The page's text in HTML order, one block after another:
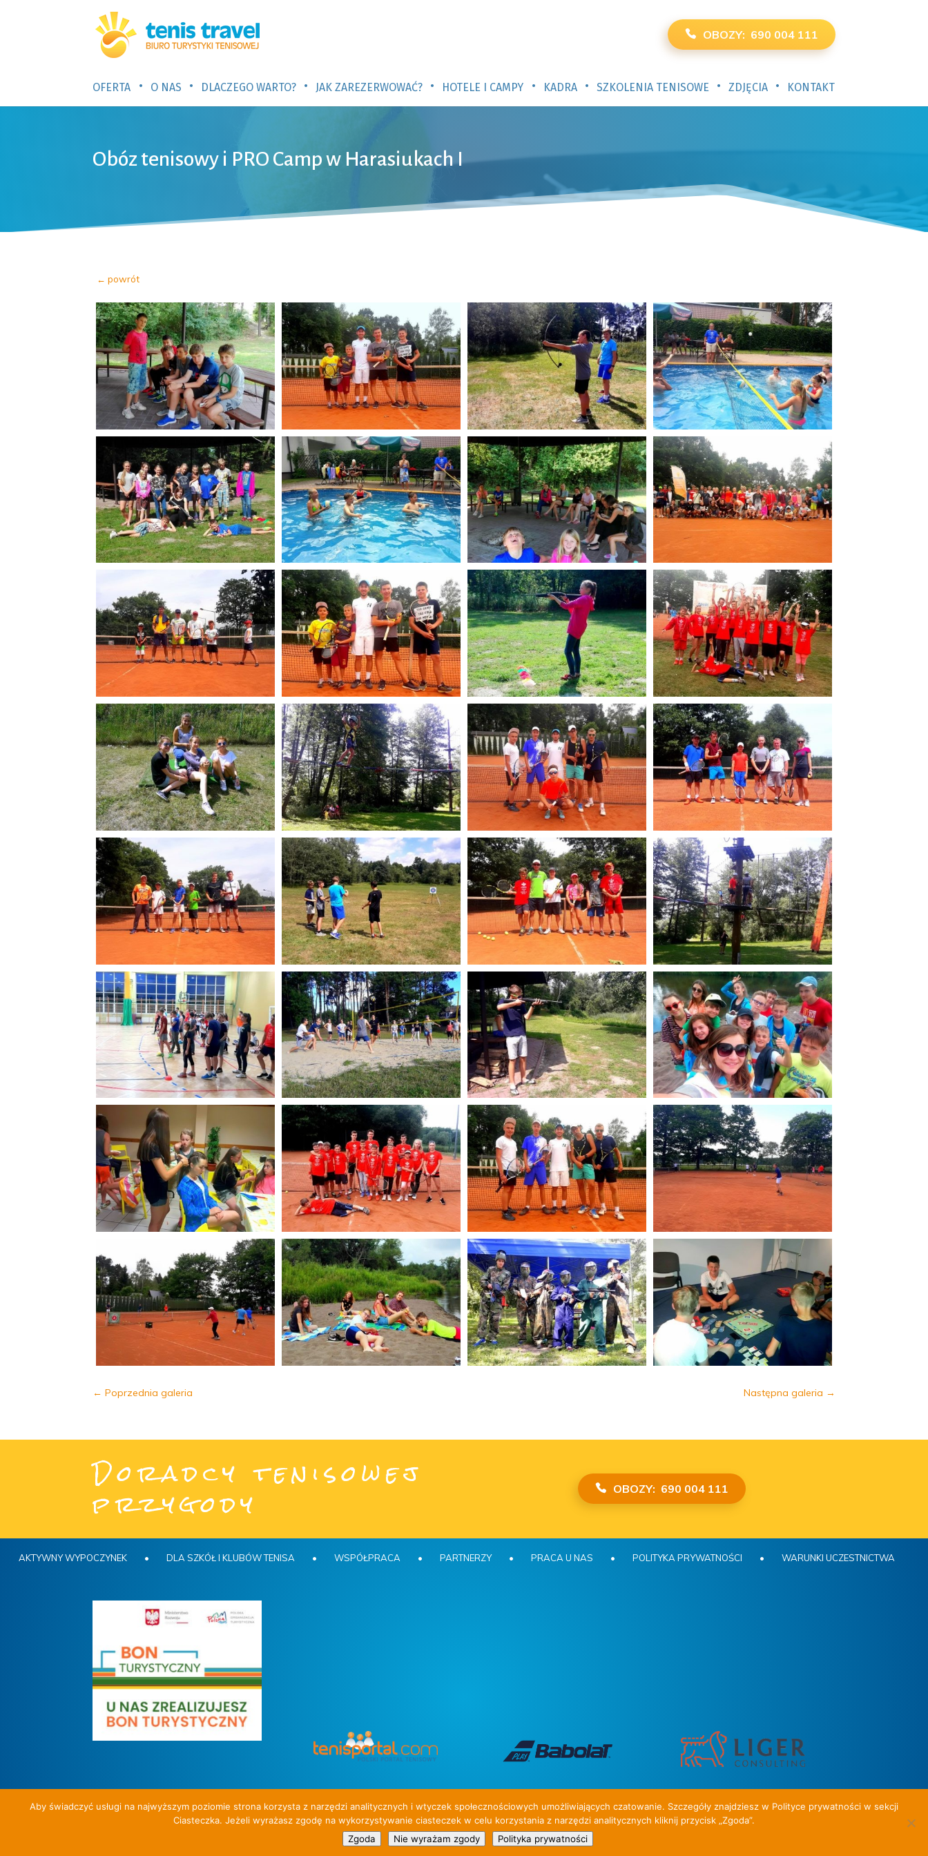
OBOZY: 690 004 111
OFERTA • O NAS • DLACZEGO WARTO? • JAK ZAREZERWOWAĆ? • HOTELE I CAMPY • KADRA • SZKOLENIA TENISOWE • ZDJĘCIA • KONTAKT
Obóz tenisowy i PRO Camp w Harasiukach I
←Poprzednia galeria Następna galeria →
Doradcy tenisowej
przygody OBOZY: 690 004 111
AKTYWNY WYPOCZYNEK • DLA SZKÓŁ I KLUBÓW TENISA • WSPÓŁPRACA • PARTNERZY • PRACA U NAS • POLITYKA PRYWATNOŚCI • WARUNKI UCZESTNICTWA
Aktywny wypoczynek i nauka tenisa z Tenis Travel. W ofercie obozy dla dzieci i młodzieży.
Aby świadczyć usługi na najwyższym poziomie strona korzysta z narzędzi analitycznych i wtyczek społecznościowych umożliwiających czatowanie. Szczegóły znajdziesz w Polityce prywatności w sekcji
Ciasteczka. Jeżeli wyrażasz zgodę na wykorzystywanie ciasteczek w celu korzystania z narzędzi analitycznych kliknij przycisk „Zgoda”.
Zgoda
Nie wyrażam zgody Polityka prywatności